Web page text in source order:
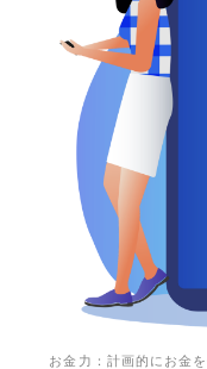
お金力：計画的にお金